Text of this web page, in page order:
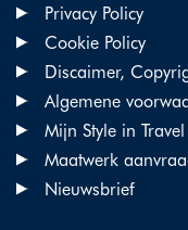
Privacy Policy
Cookie Policy
Discaimer,
Algemene
Mijn Style in Travel
Maatwerk
Nieuwsbrief